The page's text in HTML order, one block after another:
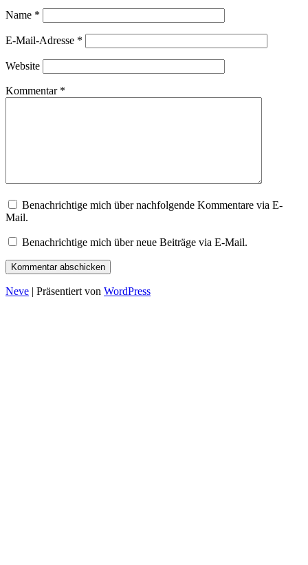
Name *
E-Mail-Adresse *
Website
Kommentar *
Benachrichtige mich über nachfolgende Kommentare via E-
Mail.
Benachrichtige mich über neue Beiträge via E-Mail.
Neve | Präsentiert von WordPress